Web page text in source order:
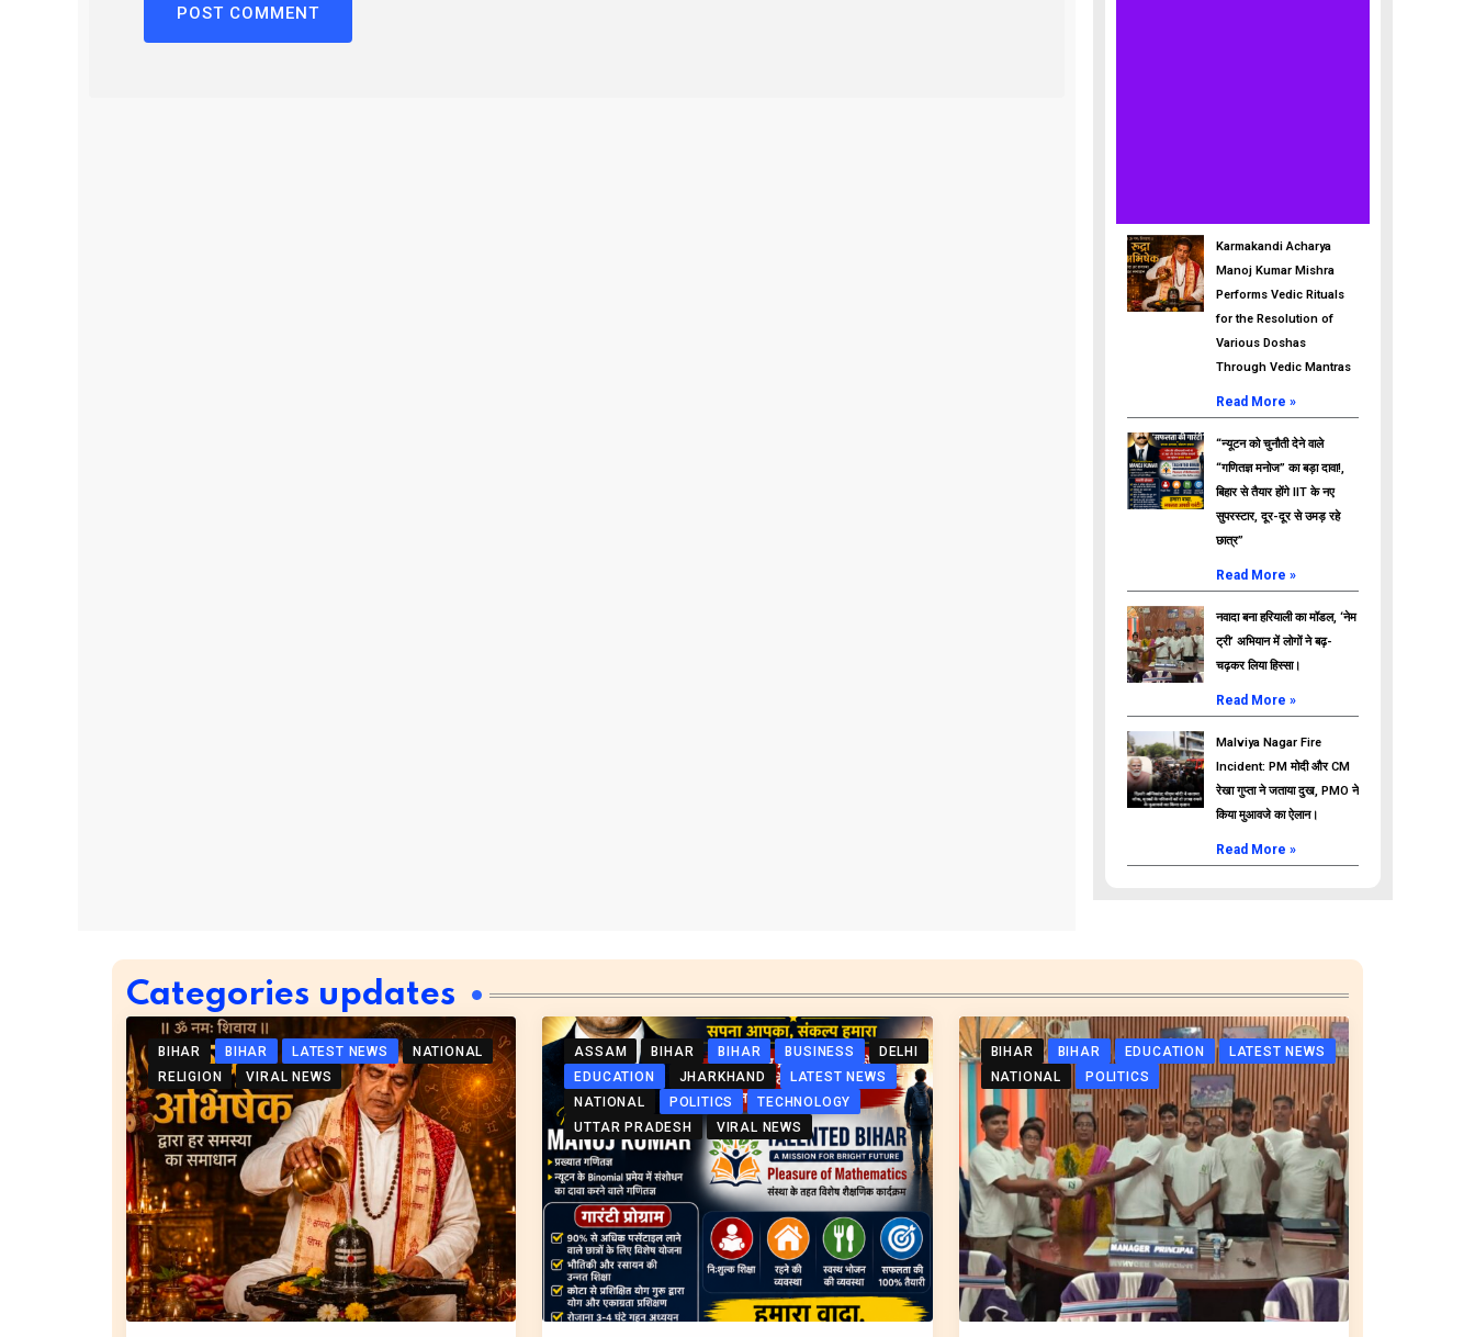
Karmakandi Acharya
Manoj Kumar Mishra
Performs Vedic Rituals
for the Resolution of
Various Doshas
Through Vedic Mantras
Read More »
“न्यूटन को चुनौती देने वाले
“गणितज्ञ मनोज” का बड़ा दावा!,
बिहार से तैयार होंगे IIT के नए
सुपरस्टार, दूर-दूर से उमड़ रहे
छात्र”
Read More »
नवादा बना हरियाली का मॉडल, ‘नेम
ट्री’ अभियान में लोगों ने बढ़-
चढ़कर लिया हिस्सा।
Read More »
Malviya Nagar Fire
Incident: PM मोदी और CM
रेखा गुप्ता ने जताया दुख, PMO ने
किया मुआवजे का ऐलान।
Read More »
Categories updates
BIHAR BIHAR LATEST NEWS
NATIONAL
RELIGION
VIRAL NEWS
ASSAM BIHAR BIHAR BUSINESS
DELHI
EDUCATION
JHARKHAND
LATEST NEWS
NATIONAL
POLITICS
TECHNOLOGY
UTTAR PRADESH
VIRAL NEWS
BIHAR BIHAR EDUCATION
LATEST NEWS
NATIONAL
POLITICS